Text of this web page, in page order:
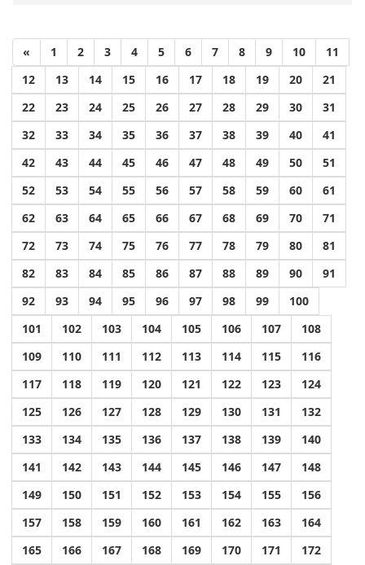
« 1 2 3 4 5 6 7 8 9 10
11
12
13 14 15 16 17 18 19 20
21
22
23 24 25 26 27 28 29 30
31
32
33 34 35 36 37 38 39 40
41
42
43 44 45 46 47 48 49 50
51
52
53 54 55 56 57 58 59 60
61
62
63 64 65 66 67 68 69 70
71
72
73 74 75 76 77 78 79 80
81
82
83 84 85 86 87 88 89 90
91
92
93 94 95 96 97 98 99
100
101
102 103 104 105 106 107
108
109
110 111 112 113 114 115
116
117
118 119 120 121 122 123
124
125
126 127 128 129 130 131
132
133
134 135 136 137 138 139
140
141
142 143 144 145 146 147
148
149
150 151 152 153 154 155
156
157
158 159 160 161 162 163
164
165
166 167 168 169 170 171 172